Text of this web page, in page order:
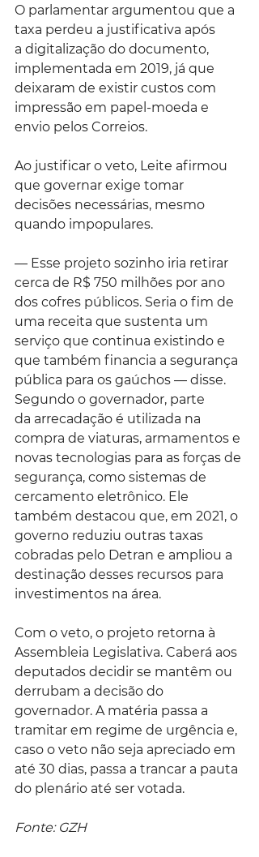
O parlamentar argumentou que a
taxa perdeu a justificativa após
a digitalização do documento,
implementada em 2019, já que
deixaram de existir custos com
impressão em papel-moeda e
envio pelos Correios.
Ao justificar o veto, Leite afirmou
que governar exige tomar
decisões necessárias, mesmo
quando impopulares.
— Esse projeto sozinho iria retirar
cerca de R$ 750 milhões por ano
dos cofres públicos. Seria o fim de
uma receita que sustenta um
serviço que continua existindo e
que também financia a segurança
pública para os gaúchos — disse.
Segundo o governador, parte
da arrecadação é utilizada na
compra de viaturas, armamentos e
novas tecnologias para as forças de
segurança, como sistemas de
cercamento eletrônico. Ele
também destacou que, em 2021, o
governo reduziu outras taxas
cobradas pelo Detran e ampliou a
destinação desses recursos para
investimentos na área.
Com o veto, o projeto retorna à
Assembleia Legislativa. Caberá aos
deputados decidir se mantêm ou
derrubam a decisão do
governador. A matéria passa a
tramitar em regime de urgência e,
caso o veto não seja apreciado em
até 30 dias, passa a trancar a pauta
do plenário até ser votada.
Fonte: GZH